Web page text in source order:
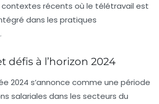
récents où le télétravail est
dans les pratiques
défis à l’horizon 2024
2024 s’annonce comme une période
salariales dans les secteurs du